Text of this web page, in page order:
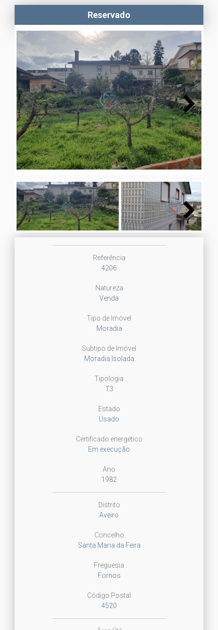
Reservado
Next
Next
Referência
4206
Natureza
Venda
Tipo de Imóvel
Moradia
Subtipo de Imóvel
Moradia Isolada
Tipologia
T3
Estado
Usado
Certificado energético
Em execução
Ano
1982
Distrito
Aveiro
Concelho
Santa Maria da Feira
Freguesia
Fornos
Código Postal
4520